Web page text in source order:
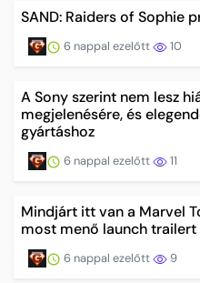
SAND: Raiders of Sophie
6 nappal ezelőtt 10
A Sony szerint nem lesz
megjelenésére, és
gyártáshoz
6 nappal ezelőtt 11
Mindjárt itt van a Marvel
most menő launch
6 nappal ezelőtt 9